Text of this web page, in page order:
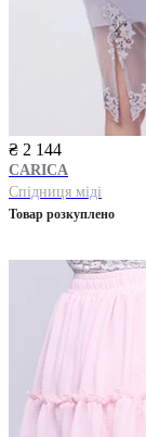
₴ 2 144
CARICA
Спідниця міді
Товар розкуплено